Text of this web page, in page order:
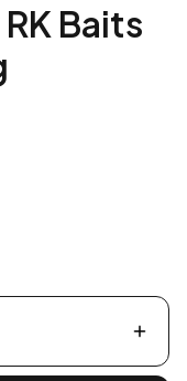
Baits